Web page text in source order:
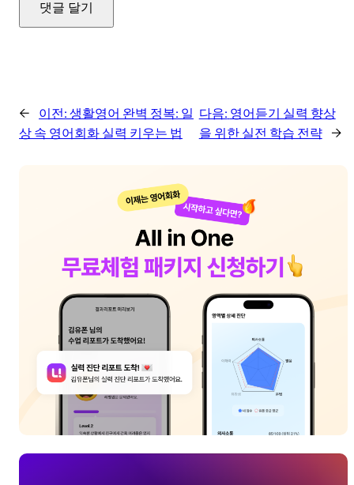
← 이전: 생활영어 완벽 정복: 일
상 속 영어회화 실력 키우는 법
다음: 영어듣기 실력 향상
을 위한 실전 학습 전략
→